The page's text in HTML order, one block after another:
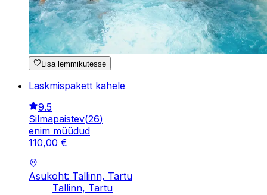
Lisa lemmikutesse
Laskmispakett kahele
9.5
Silmapaistev(26)
enim müüdud
110,00 €
Asukoht: Tallinn, Tartu
Tallinn, Tartu